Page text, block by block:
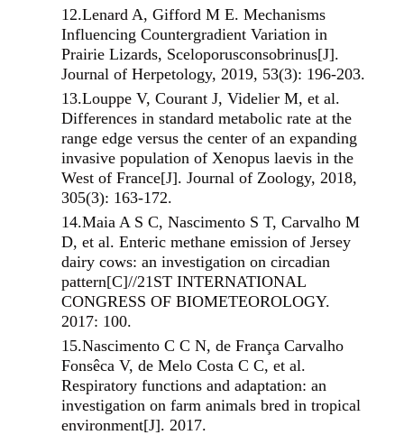
12.Lenard A, Gifford M E. Mechanisms
Influencing Countergradient Variation in
Prairie Lizards, Sceloporusconsobrinus[J].
Journal of Herpetology, 2019, 53(3): 196-203.
13.Louppe V, Courant J, Videlier M, et al.
Differences in standard metabolic rate at the
range edge versus the center of an expanding
invasive population of Xenopus laevis in the
West of France[J]. Journal of Zoology, 2018,
305(3): 163-172.
14.Maia A S C, Nascimento S T, Carvalho M
D, et al. Enteric methane emission of Jersey
dairy cows: an investigation on circadian
pattern[C]//21ST INTERNATIONAL
CONGRESS OF BIOMETEOROLOGY.
2017: 100.
15.Nascimento C C N, de França Carvalho
Fonsêca V, de Melo Costa C C, et al.
Respiratory functions and adaptation: an
investigation on farm animals bred in tropical
environment[J]. 2017.